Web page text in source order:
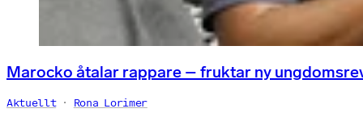
Marocko åtalar rappare – fruktar ny
Aktuellt Rona Lorimer